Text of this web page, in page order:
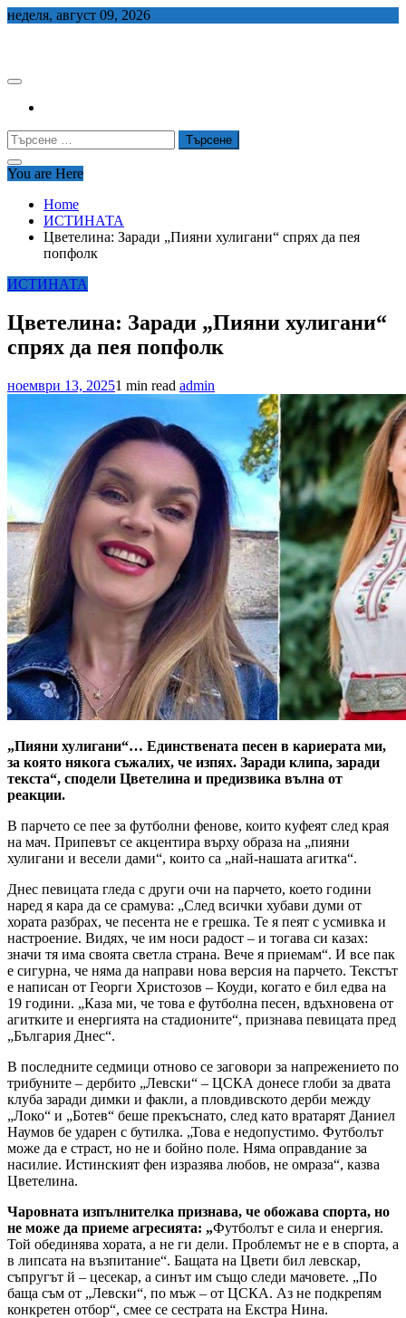
Skip
неделя, август 09, 2026
Търсене
за:
You are Here
Home
ИСТИНАТА
Цветелина: Заради „Пияни хулигани“ спрях да пея
попфолк
ИСТИНАТА
Цветелина: Заради „Пияни хулигани“
спрях да пея попфолк
ноември 13, 20251 min read admin
„Пияни хулигани“… Единствената песен в кариерата ми,
за която някога съжалих, че изпях. Заради клипа, заради
текста“, сподели Цветелина и предизвика вълна от
реакции.
В парчето се пее за футболни фенове, които куфеят след края
на мач. Припевът се акцентира върху образа на „пияни
хулигани и весели дами“, които са „най-нашата агитка“.
Днес певицата гледа с други очи на парчето, което години
наред я кара да се срамува: „След всички хубави думи от
хората разбрах, че песента не е грешка. Те я пеят с усмивка и
настроение. Видях, че им носи радост – и тогава си казах:
значи тя има своята светла страна. Вече я приемам“. И все пак
е сигурна, че няма да направи нова версия на парчето. Текстът
е написан от Георги Христозов – Коуди, когато е бил едва на
19 години. „Каза ми, че това е футболна песен, вдъхновена от
агитките и енергията на стадионите“, признава певицата пред
„България Днес“.
В последните седмици отново се заговори за напрежението по
трибуните – дербито „Левски“ – ЦСКА донесе глоби за двата
клуба заради димки и факли, а пловдивското дерби между
„Локо“ и „Ботев“ беше прекъснато, след като вратарят Даниел
Наумов бе ударен с бутилка. „Това е недопустимо. Футболът
може да е страст, но не и бойно поле. Няма оправдание за
насилие. Истинският фен изразява любов, не омраза“, казва
Цветелина.
Чаровната изпълнителка признава, че обожава спорта, но
не може да приеме агресията: „Футболът е сила и енергия.
Той обединява хората, а не ги дели. Проблемът не е в спорта, а
в липсата на възпитание“. Бащата на Цвети бил левскар,
съпругът й – цесекар, а синът им също следи мачовете. „По
баща съм от „Левски“, по мъж – от ЦСКА. Аз не подкрепям
конкретен отбор“, смее се сестрата на Екстра Нина.